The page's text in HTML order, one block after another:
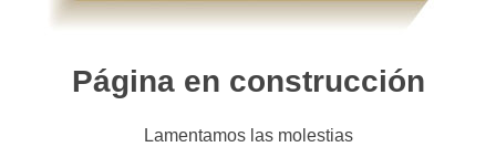
Página en construcción
Lamentamos las molestias